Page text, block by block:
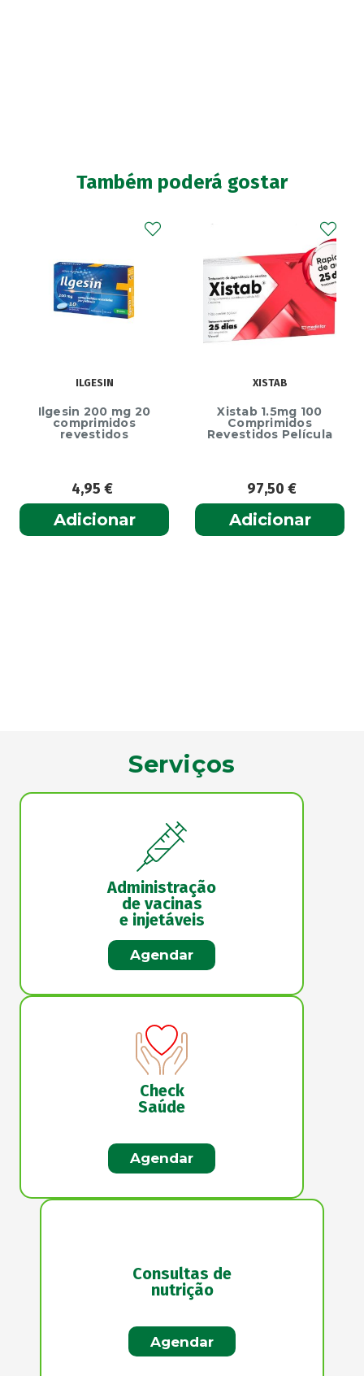
Também poderá gostar
ILGESIN
Ilgesin 200 mg 20
comprimidos
revestidos
4,95€
Adicionar
XISTAB
Xistab 1.5mg 100
Comprimidos
Revestidos Película
97,50€
Adicionar
Serviços
Administração
de vacinas
e injetáveis
Agendar
Check
Saúde
Agendar
Consultas de
nutrição
Agendar